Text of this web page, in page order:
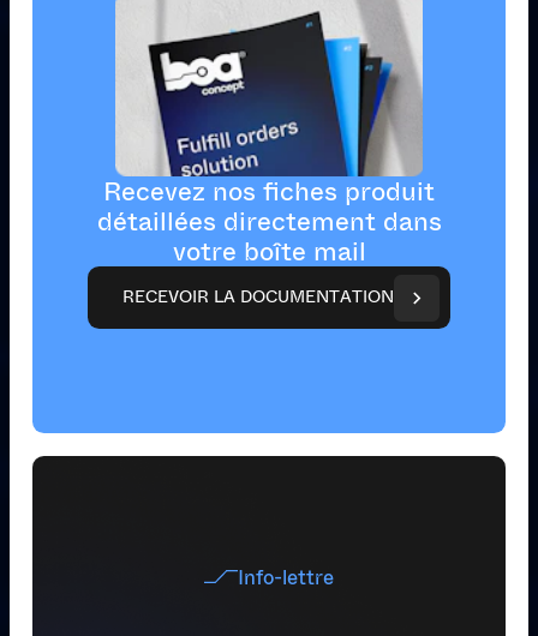
Recevez nos fiches produit
détaillées directement dans
votre boîte mail
RECEVOIR LA DOCUMENTATION
Info-lettre